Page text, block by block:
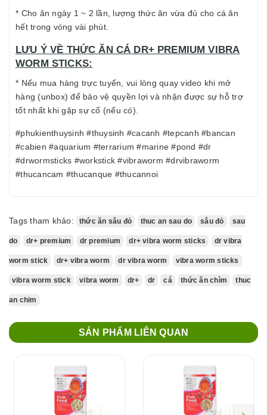
* Cho ăn ngày 1 ~ 2 lần, lượng thức ăn vừa đủ cho cá ăn
hết trong vòng vài phút.
LƯU Ý VỀ THỨC ĂN CÁ DR+ PREMIUM VIBRA
WORM STICKS:
* Nếu mua hàng trực tuyến, vui lòng quay video khi mở
hàng (unbox) để bảo vệ quyền lợi và nhận được sự hỗ trợ
tốt nhất khi gặp sự cố (nếu có).
#phukienthuysinh #thuysinh #cacanh #tepcanh #bancan
#cabien #aquarium #terrarium #marine #pond #dr
#drwormsticks #workstick #vibraworm #drvibraworm
#thucancam #thucanque #thucannoi
Tags tham khảo: thức ăn sâu đỏ thuc an sau do sâu đỏ sau
do dr+ premium dr premium dr+ vibra worm sticks dr vibra
worm stick dr+ vibra worm dr vibra worm vibra worm sticks
vibra worm stick vibra worm dr+ dr cá thức ăn chìm thuc
an chim
SẢN PHẨM LIÊN QUAN